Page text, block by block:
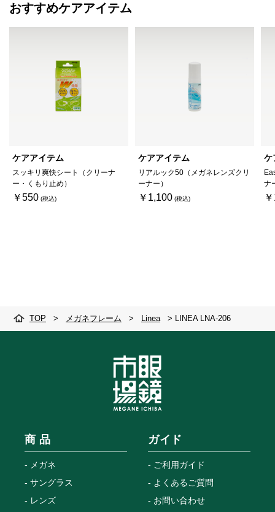
おすすめケアアイテム
ケアアイテム
スッキリ爽快シート（クリーナ
ー・くもり止め）
￥550
ケアアイテム
リアルック50（メガネレンズクリ
ーナー）
￥1,100
ケ
ナ
TOP > メガネフレーム > Linea > LINEA LNA-206
商 品
メガネ
サングラス
レンズ
ガイド
ご利用ガイド
よくあるご質問
お問い合わせ